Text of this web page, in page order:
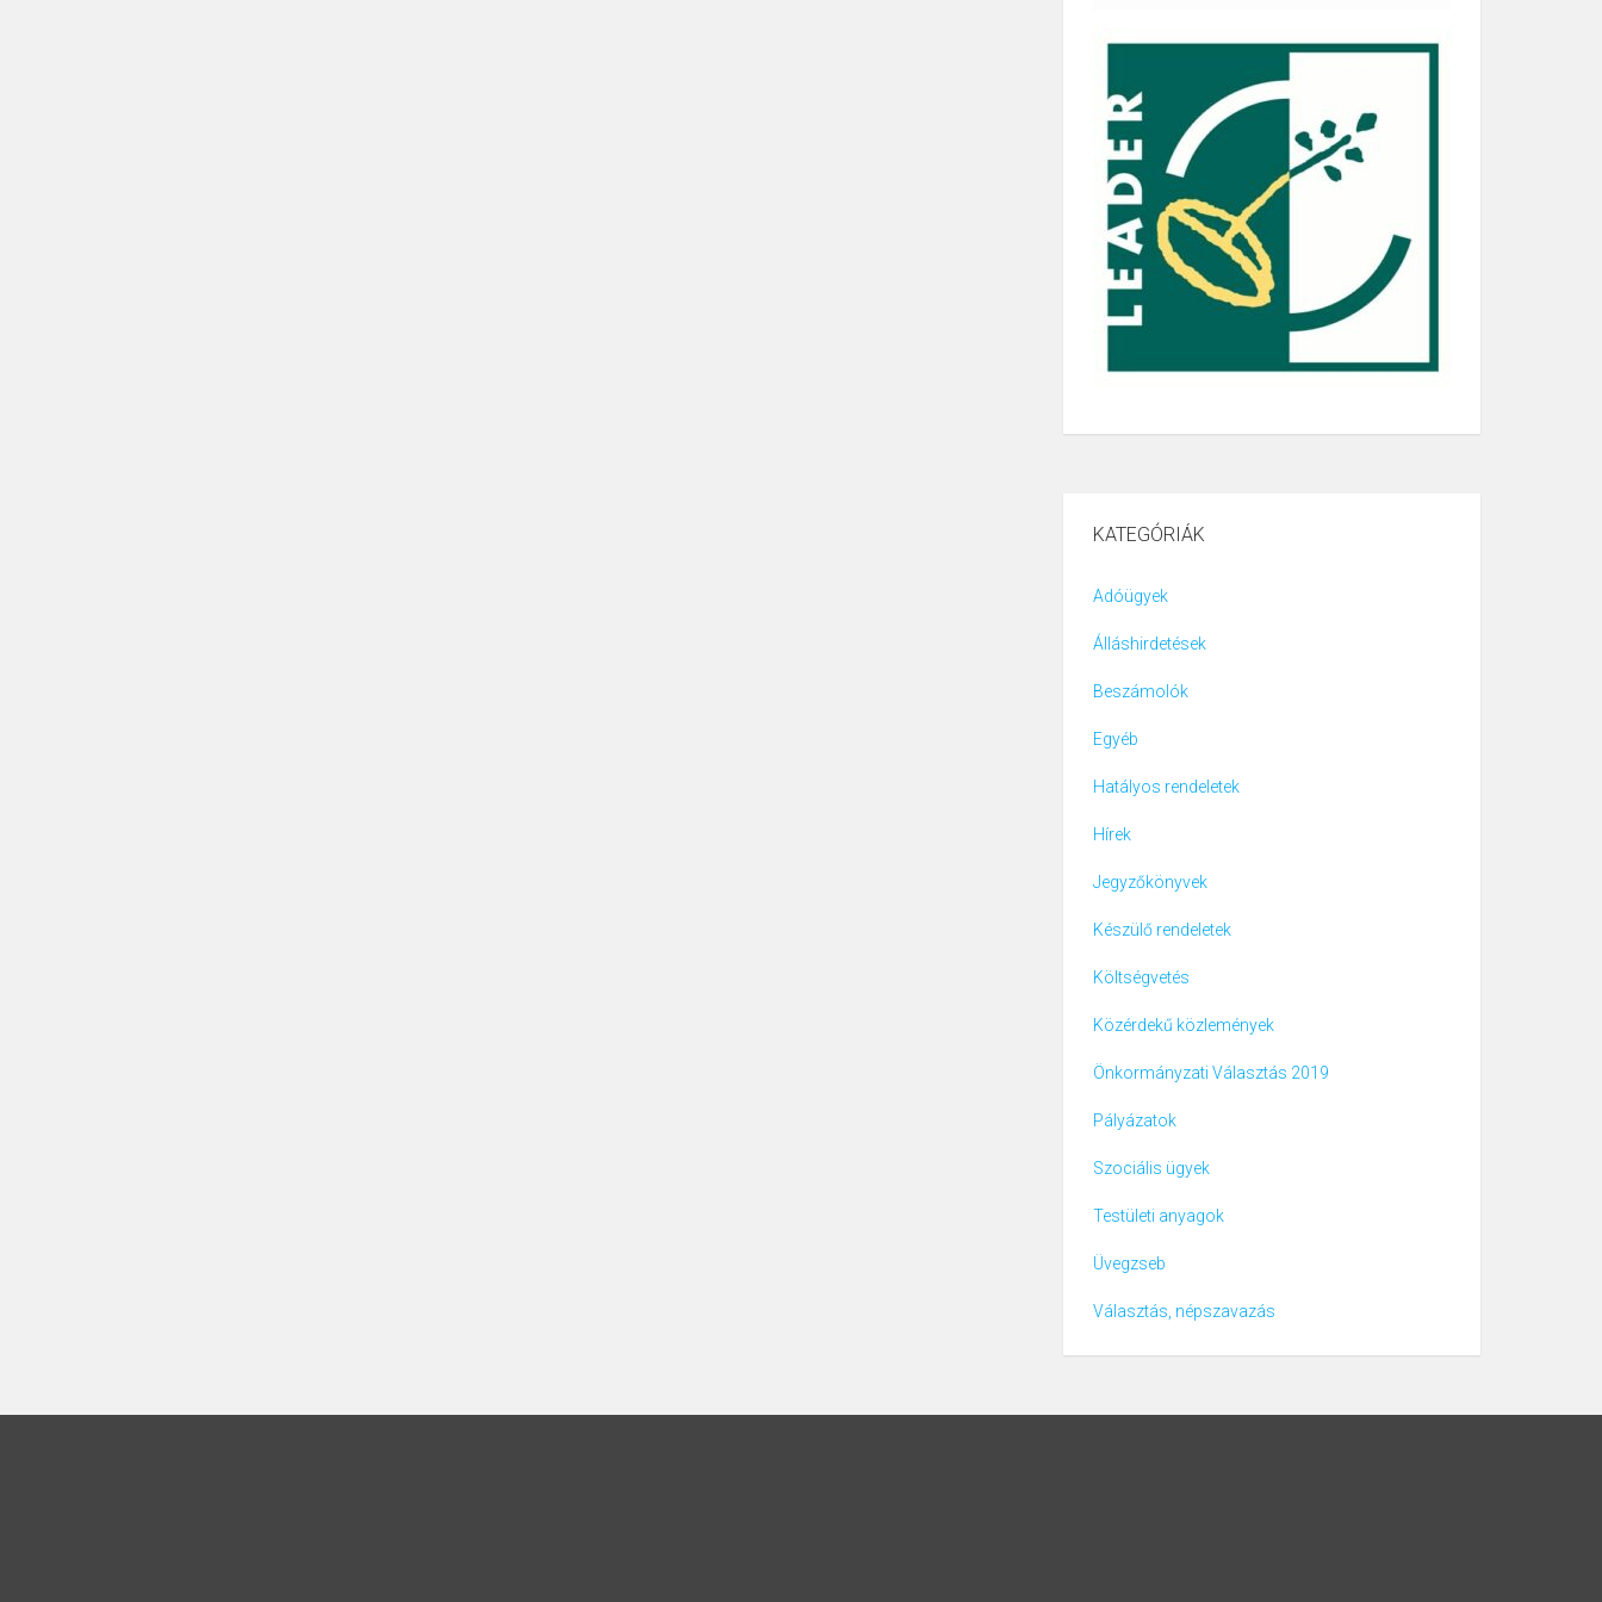
KATEGÓRIÁK
Adóügyek
Álláshirdetések
Beszámolók
Egyéb
Hatályos rendeletek
Hírek
Jegyzőkönyvek
Készülő rendeletek
Költségvetés
Közérdekű közlemények
Önkormányzati Választás 2019
Pályázatok
Szociális ügyek
Testületi anyagok
Üvegzseb
Választás, népszavazás